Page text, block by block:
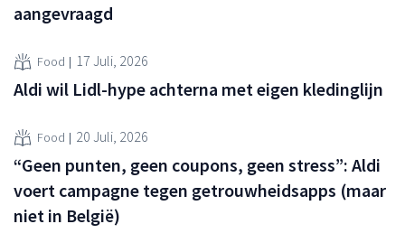
aangevraagd
Food 17 Juli, 2026
Aldi wil Lidl-hype achterna met eigen kledinglijn
Food 20 Juli, 2026
“Geen punten, geen coupons, geen stress”: Aldi
voert campagne tegen getrouwheidsapps (maar
niet in België)